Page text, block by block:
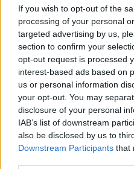
If you wish to opt-out of the
processing of your personal
targeted advertising by us,
section to confirm your
opt-out request is processed
interest-based ads based on
us or personal information
your opt-out. You may
disclosure of your personal
IAB’s list of downstream
also be disclosed by us to
Downstream Participants that
në